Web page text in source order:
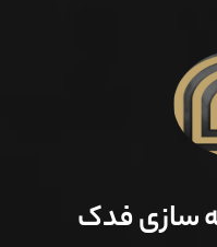
سازی فدک